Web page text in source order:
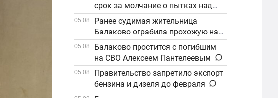
срок за молчание о пытках над
детьми
05.08
Ранее судимая жительница
Балаково ограбила прохожую на
улице
05.08
Балаково простится с погибшим
на СВО Алексеем Пантелеевым
05.08
Правительство запретило экспорт
бензина и дизеля до февраля